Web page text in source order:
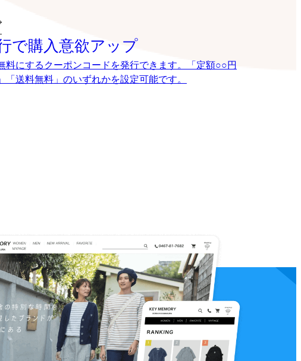
で購入意欲アップ
料にするクーポンコードを発行できます。「定額○○円
「送料無料」のいずれかを設定可能です。